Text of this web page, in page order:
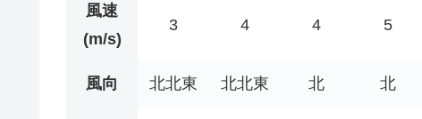
風速
(m/s)
3 4 4 5
風向 北北東 北北東 北 北